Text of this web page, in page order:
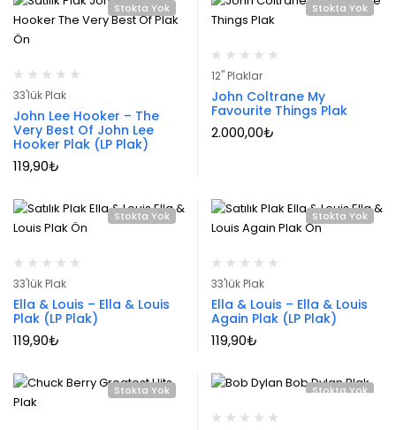
Stokta Yok
33'lük Plak
John Lee Hooker – The
Very Best Of John Lee
Hooker Plak (LP Plak)
119,90₺
Stokta Yok
12" Plaklar
John Coltrane My
Favourite Things Plak
2.000,00₺
Stokta Yok
33'lük Plak
Ella & Louis – Ella & Louis
Plak (LP Plak)
119,90₺
Stokta Yok
33'lük Plak
Ella & Louis – Ella & Louis
Again Plak (LP Plak)
119,90₺
Stokta Yok Stokta Yok